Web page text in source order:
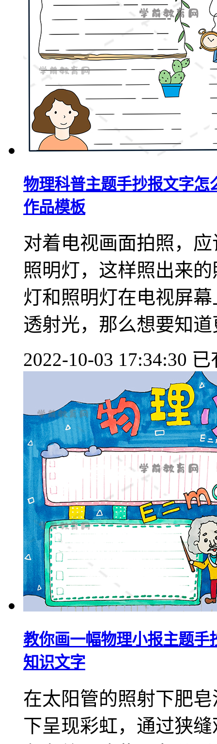
物理科普主题手抄报文字怎
作品模板
对着电视画面拍照，
照明灯，这样照出来
灯和照明灯在电视屏
透射光，那么想要知道
2022-10-03 17:34:30 已
教你画一幅物理小报主题手
知识文字
在太阳管的照射下肥
下呈现彩虹，通过狭